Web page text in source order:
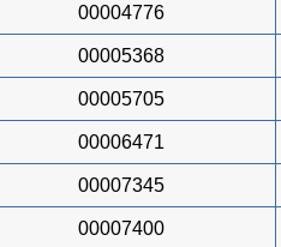
00004776
00005368
00005705
00006471
00007345
00007400